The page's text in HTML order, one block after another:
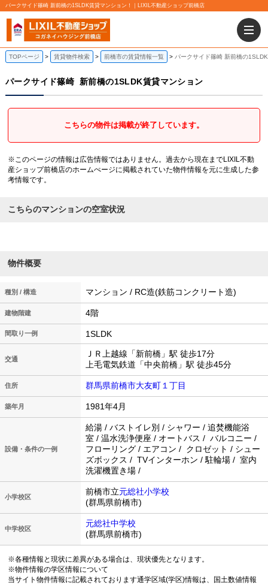
パークサイド篠崎 新前橋の1SLDK賃貸マンション！｜LIXIL不動産ショップ前橋店
TOPページ 賃貸物件検索 前橋市の賃貸情報一覧 パークサイド篠崎 新前橋の
パークサイド篠崎 新前橋の1SLDK賃貸マンション
こちらの物件は掲載が終了しています。
※このページの情報は広告情報ではありません。過去から現在までLIXIL不動
産ショップ前橋店のホームぺージに掲載されていた物件情報を元に生成した参
考情報です。
こちらのマンションの空室状況
物件概要
種別 / 構造 マンション / RC造(鉄筋コンクリート造)
建物階建 4階
間取り一例 1SLDK
交通
ＪＲ上越線「新前橋」駅 徒歩17分
上毛電気鉄道「中央前橋」駅 徒歩45分
住所 群馬県前橋市大友町１丁目
築年月 1981年4月
設備・条件の一例
給湯 / バストイレ別 / シャワー / 追焚機能浴
室 / 温水洗浄便座 / オートバス / バルコニー /
フローリング / エアコン / クロゼット / シュー
ズボックス / TVインターホン / 駐輪場 / 室内
洗濯機置き場 /
小学校区
前橋市立元総社小学校
(群馬県前橋市)
中学校区
元総社中学校
(群馬県前橋市)
※各種情報と現状に差異がある場合は、現状優先となります。
※物件情報の学区情報について
当サイト物件情報に記載されております通学区域(学区)情報は、国土数値情報